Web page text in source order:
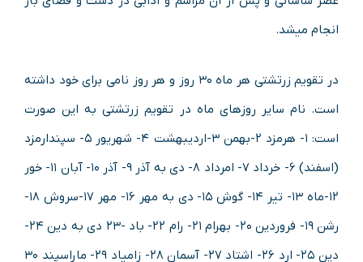
انجام میشد.
در تقویم زرتشتی هر ماه ۳۰ روز و هر روز نامی برای خود داشته
است. نام سایر روزهای ماه در تقویم زرتشتی به این صورت
است: ۱- هرمزد ۲-بهمن ۳-اردیبهشت ۴- شهریور ۵- سپندارمزد
(اسفند) ۶- خرداد ۷- امرداد ۸- دی به آذر ۹- آذر ۱۰- آبان ۱۱- خور
۱۲-ماه ۱۳- تیر ۱۴- گوش ۱۵- دی به مهر ۱۶- مهر ۱۷-سروش ۱۸-
رشن ۱۹- فروردین ۲۰- بهرام ۲۱- رام ۲۲- باد -۲۳ دی به دین ۲۴-
دین ۲۵- ارد ۲۶- اشتاد ۲۷- آسمان ۲۸- زامیاد ۲۹- ماراسپند ۳۰